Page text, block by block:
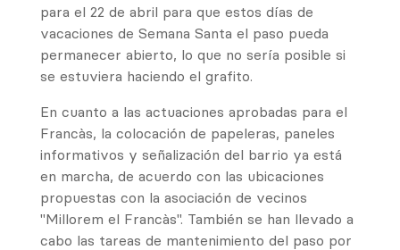
para el 22 de abril para que estos días de
vacaciones de Semana Santa el paso pueda
permanecer abierto, lo que no sería posible si
se estuviera haciendo el grafito.
En cuanto a las actuaciones aprobadas para el
Francàs, la colocación de papeleras, paneles
informativos y señalización del barrio ya está
en marcha, de acuerdo con las ubicaciones
propuestas con la asociación de vecinos
"Millorem el Francàs". También se han llevado a
cabo las tareas de mantenimiento del paso por